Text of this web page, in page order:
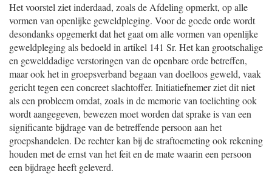
Het voorstel ziet inderdaad, zoals de Afdeling opmerkt, op alle
vormen van openlijke geweldpleging. Voor de goede orde wordt
desondanks opgemerkt dat het gaat om alle vormen van openlijke
geweldpleging als bedoeld in artikel 141 Sr. Het kan grootschalige
en gewelddadige verstoringen van de openbare orde betreffen,
maar ook het in groepsverband begaan van doelloos geweld, vaak
gericht tegen een concreet slachtoffer. Initiatiefnemer ziet dit niet
als een probleem omdat, zoals in de memorie van toelichting ook
wordt aangegeven, bewezen moet worden dat sprake is van een
significante bijdrage van de betreffende persoon aan het
groepshandelen. De rechter kan bij de straftoemeting ook rekening
houden met de ernst van het feit en de mate waarin een persoon
een bijdrage heeft geleverd.